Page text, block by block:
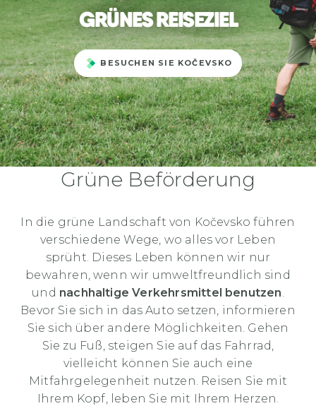
GRÜNES REISEZIEL
BESUCHEN SIE KOČEVSKO
Grüne Beförderung
In die grüne Landschaft von Kočevsko führen
verschiedene Wege, wo alles vor Leben
sprüht. Dieses Leben können wir nur
bewahren, wenn wir umweltfreundlich sind
und nachhaltige Verkehrsmittel benutzen.
Bevor Sie sich in das Auto setzen, informieren
Sie sich über andere Möglichkeiten. Gehen
Sie zu Fuß, steigen Sie auf das Fahrrad,
vielleicht können Sie auch eine
Mitfahrgelegenheit nutzen. Reisen Sie mit
Ihrem Kopf, leben Sie mit Ihrem Herzen.